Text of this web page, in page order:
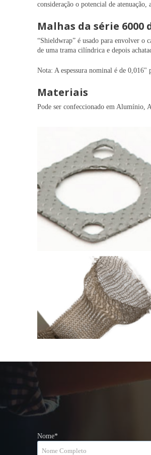
consideração o potencial de atenuação,
Malhas da série 6000
“Shieldwrap” é usado para envolver o
de uma trama cilíndrica e depois
Nota: A espessura nominal é de 0,016"
Materiais
Pode ser confeccionado em Alumínio,
Nome*